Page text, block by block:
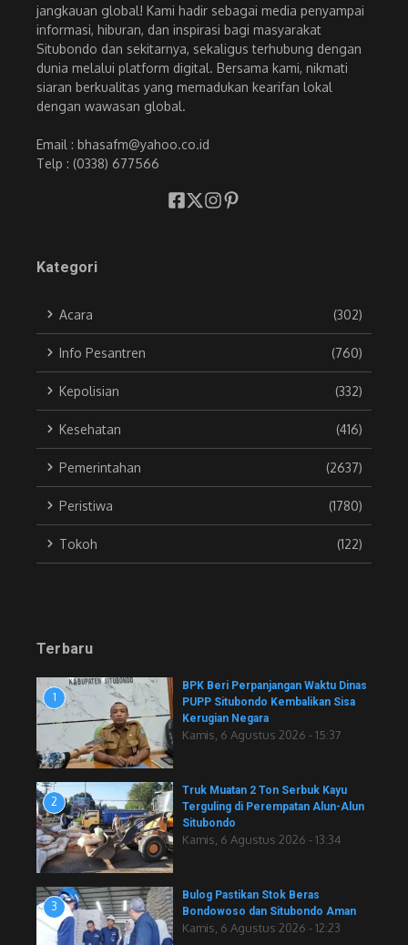
jangkauan global! Kami hadir sebagai media penyampai
informasi, hiburan, dan inspirasi bagi masyarakat
Situbondo dan sekitarnya, sekaligus terhubung dengan
dunia melalui platform digital. Bersama kami, nikmati
siaran berkualitas yang memadukan kearifan lokal
dengan wawasan global.
Email : bhasafm@yahoo.co.id
Telp : (0338) 677566
Kategori
Acara (302)
Info Pesantren (760)
Kepolisian (332)
Kesehatan (416)
Pemerintahan (2637)
Peristiwa (1780)
Tokoh (122)
Terbaru
1
BPK Beri Perpanjangan Waktu Dinas
PUPP Situbondo Kembalikan Sisa
Kerugian Negara
Kamis, 6 Agustus 2026 - 15:37
2
Truk Muatan 2 Ton Serbuk Kayu
Terguling di Perempatan Alun-Alun
Situbondo
Kamis, 6 Agustus 2026 - 13:34
3
Bulog Pastikan Stok Beras
Bondowoso dan Situbondo Aman
Kamis, 6 Agustus 2026 - 12:23